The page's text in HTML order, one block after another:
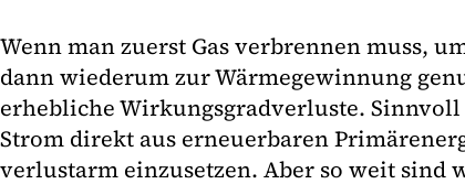
Wenn man zuerst Gas verbrennen muss,
dann wiederum zur Wärmegewinnung
erhebliche Wirkungsgradverluste.
Strom direkt aus erneuerbaren
verlustarm einzusetzen. Aber so weit sind